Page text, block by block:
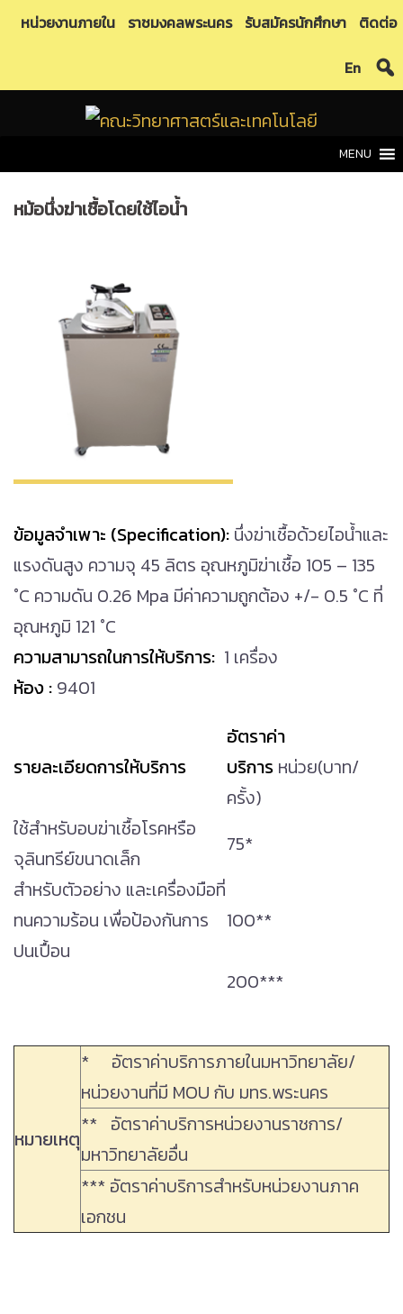
Skipหน่วยงานภายใน ราชมงคลพระนคร รับสมัครนักศึกษา ติดต่อ
En
MENU
หม้อนึ่งฆ่าเชื้อโดยใช้ไอน้ำ
ข้อมูลจำเพาะ (Specification): นึ่งฆ่าเชื้อด้วยไอน้ำและ
แรงดันสูง ความจุ 45 ลิตร อุณหภูมิฆ่าเชื้อ 105 – 135
°C ความดัน 0.26 Mpa มีค่าความถูกต้อง +/- 0.5 °C ที่
อุณหภูมิ 121 °C
ความสามารถในการให้บริการ: 1 เครื่อง
ห้อง : 9401
รายละเอียดการให้บริการ
อัตราค่า
บริการ หน่วย(บาท/
ครั้ง)
ใช้สำหรับอบฆ่าเชื้อโรคหรือ
จุลินทรีย์ขนาดเล็ก
75*
สำหรับตัวอย่าง และเครื่องมือที่
ทนความร้อน เพื่อป้องกันการ
ปนเปื้อน
100**
200***
หมายเหตุ
* อัตราค่าบริการภายในมหาวิทยาลัย/
หน่วยงานที่มี MOU กับ มทร.พระนคร
** อัตราค่าบริการหน่วยงานราชการ/
มหาวิทยาลัยอื่น
*** อัตราค่าบริการสำหรับหน่วยงานภาค
เอกชน